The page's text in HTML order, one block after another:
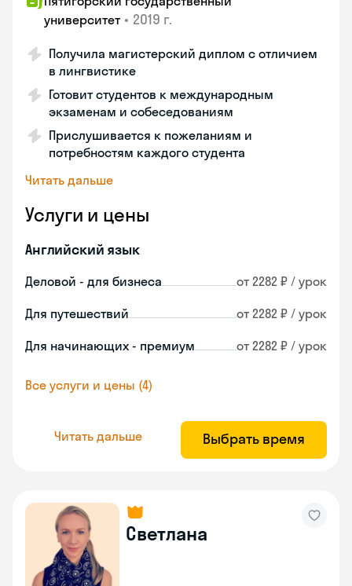
университет • 2019 г.
Получила магистерский диплом с отличием
в лингвистике
Готовит студентов к международным
экзаменам и собеседованиям
Прислушивается к пожеланиям и
потребностям каждого студента
Читать дальше
Услуги и цены
Английский язык
Деловой - для бизнеса от 2282 ₽ / урок
Для путешествий от 2282 ₽ / урок
Для начинающих - премиум от 2282 ₽ / урок
Все услуги и цены (4)
Читать дальше Выбрать время
Светлана